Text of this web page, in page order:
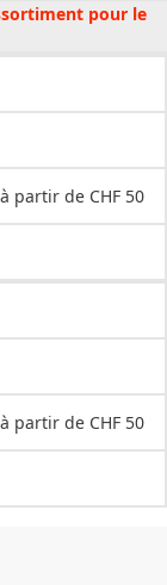
pour le
partir de CHF 50
partir de CHF 50